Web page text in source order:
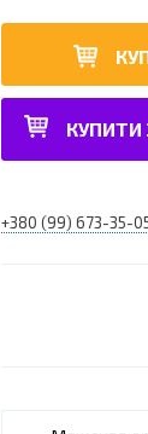
КУПИТИ
+380 (99) 673-35-